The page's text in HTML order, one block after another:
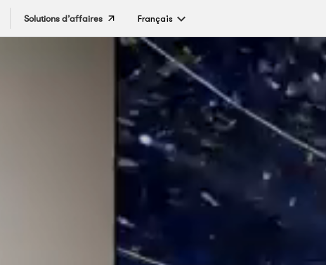
Solutions d’affaires Français